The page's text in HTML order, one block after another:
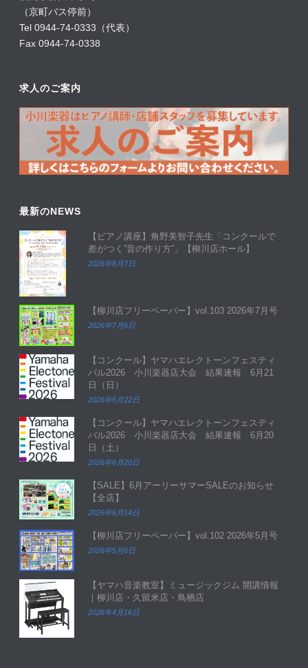
（京町バス停前）
Tel 0944-74-0333（代表）
Fax 0944-74-0338
求人のご案内
最新のNEWS
【ピアノ講座】角野美智子先生「コンクールで
差がつく”音の作り方”」【柳川店ホール】
2026年8月7日
【柳川店フリーペーパー】vol.103 2026年7月号
2026年7月6日
【コンクール】ヤマハエレクトーンフェスティ
バル2026 小川楽器店大会 結果速報 6月21
日（日）
2026年6月22日
【コンクール】ヤマハエレクトーンフェスティ
バル2026 小川楽器店大会 結果速報 6月20
日（土）
2026年6月20日
【SALE】6月アーリーサマーSALEのお知らせ
【全店】
2026年6月14日
【柳川店フリーペーパー】vol.102 2026年5月号
2026年5月6日
【ヤマハ音楽教室】ミュージックジム 開講情報
｜柳川店・久留米店・鳥栖店
2026年4月16日